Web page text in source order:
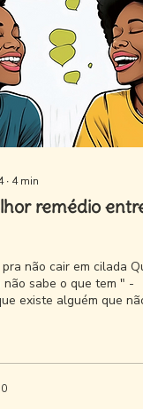
∙ 4 min
remédio
não cair em cilada
sabe o que tem " -
existe alguém que
0